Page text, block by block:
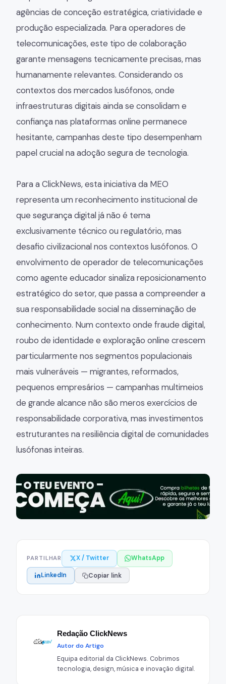
agências de conceção estratégica, criatividade e
produção especializada. Para operadores de
telecomunicações, este tipo de colaboração
garante mensagens tecnicamente precisas, mas
humanamente relevantes. Considerando os
contextos dos mercados lusófonos, onde
infraestruturas digitais ainda se consolidam e
confiança nas plataformas online permanece
hesitante, campanhas deste tipo desempenham
papel crucial na adoção segura de tecnologia.
Para a ClickNews, esta iniciativa da MEO
representa um reconhecimento institucional de
que segurança digital já não é tema
exclusivamente técnico ou regulatório, mas
desafio civilizacional nos contextos lusófonos. O
envolvimento de operador de telecomunicações
como agente educador sinaliza reposicionamento
estratégico do setor, que passa a compreender a
sua responsabilidade social na disseminação de
conhecimento. Num contexto onde fraude digital,
roubo de identidade e exploração online crescem
particularmente nos segmentos populacionais
mais vulneráveis — migrantes, reformados,
pequenos empresários — campanhas multimeios
de grande alcance não são meros exercícios de
responsabilidade corporativa, mas investimentos
estruturantes na resiliência digital de comunidades
lusófonas inteiras.
PARTILHAR X / Twitter WhatsApp
LinkedIn Copiar link
Redação ClickNews
Autor do Artigo
Equipa editorial da ClickNews. Cobrimos
tecnologia, design, música e inovação digital.